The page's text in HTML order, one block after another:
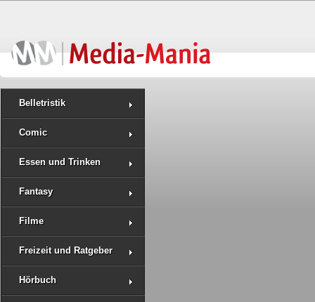
Belletristik
Comic
Essen und Trinken
Fantasy
Filme
Freizeit und Ratgeber
Hörbuch